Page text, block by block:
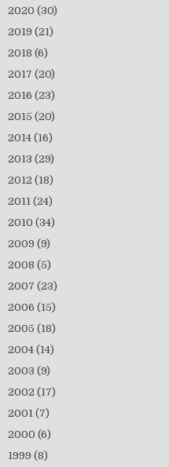
2020 (30)
2019 (21)
2018 (6)
2017 (20)
2016 (23)
2015 (20)
2014 (16)
2013 (29)
2012 (18)
2011 (24)
2010 (34)
2009 (9)
2008 (5)
2007 (23)
2006 (15)
2005 (18)
2004 (14)
2003 (9)
2002 (17)
2001 (7)
2000 (6)
1999 (8)